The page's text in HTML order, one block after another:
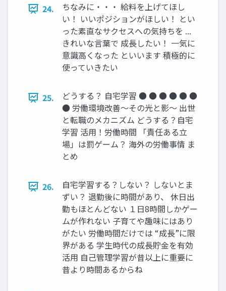
24.
ちなみに・・・ 給料を上げてほし
い！ いいポジションがほしい！ とい
った素直なサクセスへの気持ちを ...
きれいな言葉で 成長したい！ 一気に
意識高くなった といいます 積極的に
使っていきたい
25.
どうする？ 自宅学習 ● ● ● ● ● ●
● 労働環境改善～その光と影～ 出世
と転職のメカニズム どうする？自宅
学習 活用！労働時間 「責任ある立
場」は罰ゲーム？ 海外の労働事情 ま
とめ
26.
自宅学習する？しない？ しないとま
ずい？ 退勤後に時間があり、 休日出
勤もほとんどない １日8時間しかゲー
ムが作れない 子育てや趣味にはあり
がたい 労働時間だけでは “成長”に限
界がある 学生時代の成長貯金を有効
活用 自己管理学習が昔以上に重要に
昔より時間あるからね